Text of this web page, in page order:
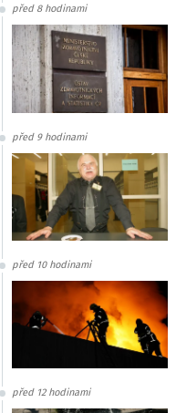
před 8 hodinami
před 9 hodinami
před 10 hodinami
před 12 hodinami